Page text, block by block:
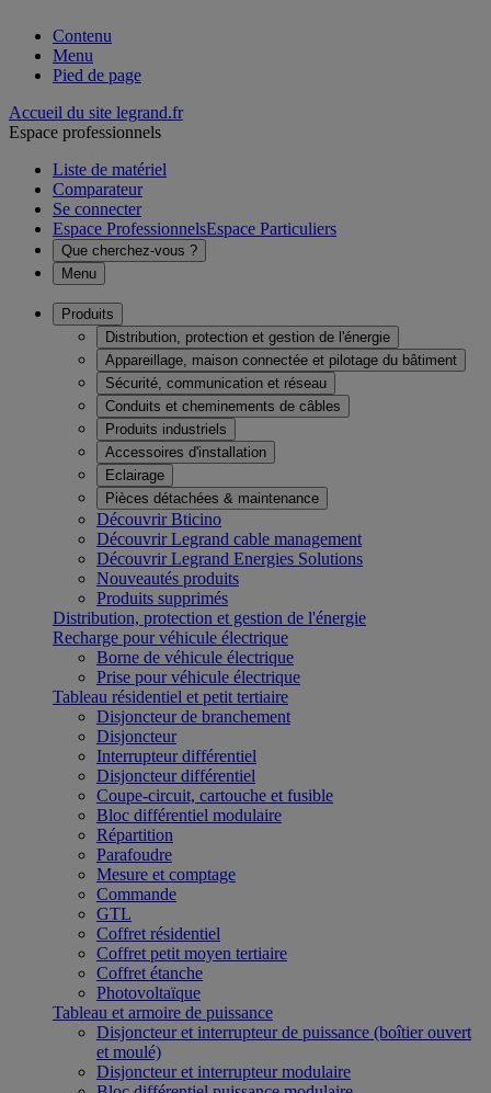
Contenu
Menu
Pied de page
Accueil du site legrand.fr
Espace professionnels
Liste de matériel
Comparateur
Se connecter
Espace ProfessionnelsEspace Particuliers
Que cherchez-vous ?
Menu
Produits
Distribution, protection et gestion de l'énergie
Appareillage, maison connectée et pilotage du bâtiment
Sécurité, communication et réseau
Conduits et cheminements de câbles
Produits industriels
Accessoires d'installation
Eclairage
Pièces détachées & maintenance
Découvrir Bticino
Découvrir Legrand cable management
Découvrir Legrand Energies Solutions
Nouveautés produits
Produits supprimés
Distribution, protection et gestion de l'énergie
Recharge pour véhicule électrique
Borne de véhicule électrique
Prise pour véhicule électrique
Tableau résidentiel et petit tertiaire
Disjoncteur de branchement
Disjoncteur
Interrupteur différentiel
Disjoncteur différentiel
Coupe-circuit, cartouche et fusible
Bloc différentiel modulaire
Répartition
Parafoudre
Mesure et comptage
Commande
GTL
Coffret résidentiel
Coffret petit moyen tertiaire
Coffret étanche
Photovoltaïque
Tableau et armoire de puissance
Disjoncteur et interrupteur de puissance (boîtier ouvert
et moulé)
Disjoncteur et interrupteur modulaire